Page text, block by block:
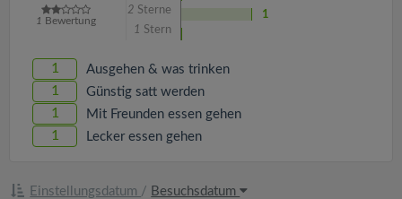
1 Bewertung
2 Sterne
1
1 Stern
1 Ausgehen & was trinken
1 Günstig satt werden
1 Mit Freunden essen gehen
1 Lecker essen gehen
Einstellungsdatum / Besuchsdatum